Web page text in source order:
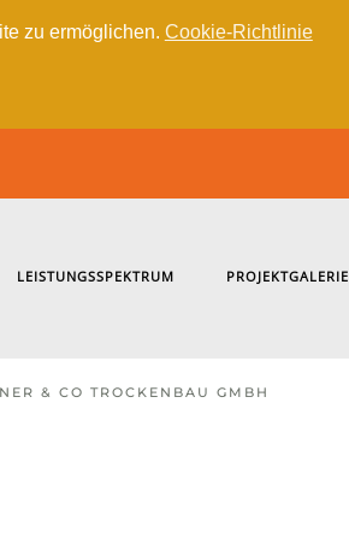
zu ermöglichen. Cookie-Richtlinie
LEISTUNGSSPEKTRUM PROJEKTGALERIE
& CO TROCKENBAU GMBH